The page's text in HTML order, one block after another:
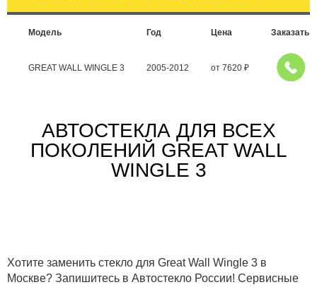
Модель Год Цена Заказать
GREAT WALL WINGLE 3 2005-2012 от 7620 ₽
АВТОСТЕКЛА ДЛЯ ВСЕХ
ПОКОЛЕНИЙ GREAT WALL
WINGLE 3
Хотите заменить стекло для Great Wall Wingle 3 в
Москве? Запишитесь в Автостекло России! Сервисные